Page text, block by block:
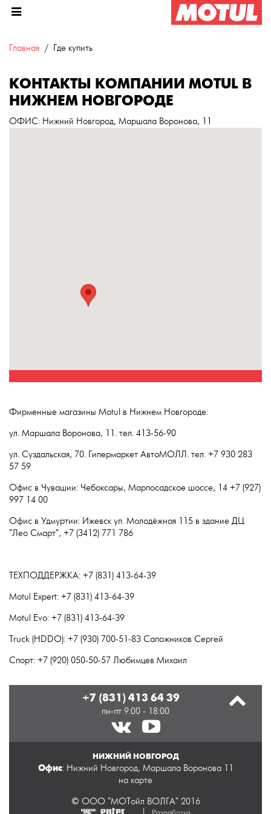
Главная Где купить
КОНТАКТЫ КОМПАНИИ MOTUL В
НИЖНЕМ НОВГОРОДЕ
ОФИС: Нижний Новгород, Маршала Воронова, 11
Фирменные магазины Motul в Нижнем Новгороде:
ул. Маршала Воронова, 11. тел. 413-56-90
ул. Суздальская, 70. Гипермаркет АвтоМОЛЛ. тел. +7 930 283
57 59
Офис в Чувашии: Чебоксары, Марпосадское шоссе, 14 +7 (927)
997 14 00
Офис в Удмуртии: Ижевск ул. Молодёжная 115 в здание ДЦ
"Лео Смарт", +7 (3412) 771 786
ТЕХПОДДЕРЖКА: +7 (831) 413-64-39
Motul Expert: +7 (831) 413-64-39
Motul Evo: +7 (831) 413-64-39
Truck (HDDO): +7 (930) 700-51-83 Сапожников Сергей
Спорт: +7 (920) 050-50-57 Любимцев Михаил
+7 (831) 413 64 39
пн-пт 9:00 - 18:00
НИЖНИЙ НОВГОРОД
Офис: Нижний Новгород, Маршала Воронова 11
на карте
© ООО "МОТойл ВОЛГА" 2016